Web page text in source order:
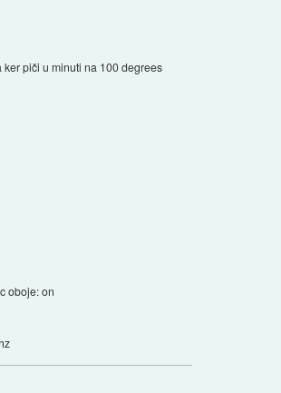
piči u minuti na 100 degrees
oboje: on